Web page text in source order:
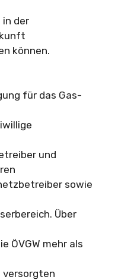
in der
können.
für das Gas-
und
sowie
Über
ÖVGW mehr als
versorgten